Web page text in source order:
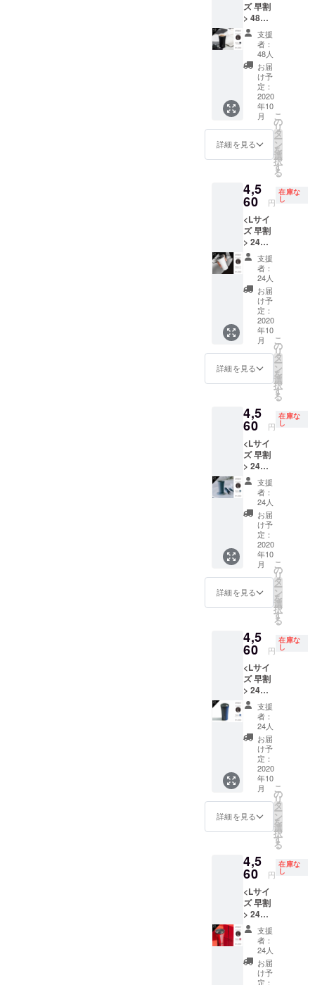
グレー
からお
選びい
ただけ
ます。)
*割引率
は製品
本体価
格に対
するも
のです
*10月中
旬お届
け予定 *
ズ 早割
> 48個
限定 L
サイズ
アー
リー
バード/
早割
20%オ
STTOK
E リュ
クスブ
ラック
×1 *割
製品本
体価格
に対す
るもの
です
*10月末
ごろお
届け予
定 *税
込/送料
込み
支援
者：
48人
お届
け予
定：
2020
年10
月
詳細を見る
こ
の
リ
タ
ー
ン
を
選
択
す
る
4,5
60 円
在庫な
し
<Lサイ
ズ 早割
> 24個
限定 L
サイズ
アー
リー
バード/
早割
20%オ
STTOK
E エン
ジェル
ホワイ
ト ×1 *
は製品
本体価
格に対
するも
のです
*10月中
旬お届
け予定 *
税込/送
料込み
支援
者：
24人
お届
け予
定：
2020
年10
月
詳細を見る
こ
の
リ
タ
ー
ン
を
選
択
す
る
4,5
60 円
在庫な
し
<Lサイ
ズ 早割
> 24個
限定 L
サイズ
アー
リー
バード/
早割
20%オ
STTOK
E ス
レート
グレー
×1 *割
製品本
体価格
に対す
るもの
です
*10月中
旬お届
け予定 *
税込/送
料込み
支援
者：
24人
お届
け予
定：
2020
年10
月
詳細を見る
こ
の
リ
タ
ー
ン
を
選
択
す
る
4,5
60 円
在庫な
し
<Lサイ
ズ 早割
> 24個
限定 L
サイズ
アー
リー
バード/
早割
20%オ
STTOK
E マグ
ネ
ティッ
クブ
*割引率
は製品
本体価
格に対
するも
のです
*10月中
旬お届
け予定 *
税込/送
料込み
支援
者：
24人
お届
け予
定：
2020
年10
月
詳細を見る
こ
の
リ
タ
ー
ン
を
選
択
す
る
4,5
60 円
在庫な
し
<Lサイ
ズ 早割
> 24個
限定 L
サイズ
アー
リー
バード/
早割
支援
者：
24人
お届
け予
定：